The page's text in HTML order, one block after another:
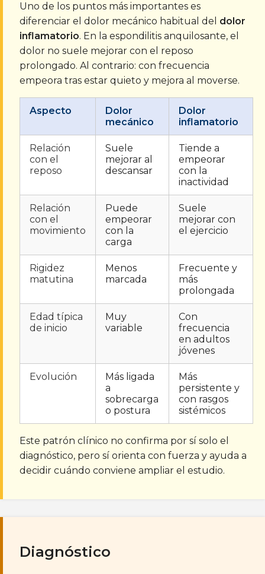
Uno de los puntos más importantes es
diferenciar el dolor mecánico habitual del dolor
inflamatorio. En la espondilitis anquilosante, el
dolor no suele mejorar con el reposo
prolongado. Al contrario: con frecuencia
empeora tras estar quieto y mejora al moverse.
Aspecto
Dolor
mecánico
Dolor
inflamatorio
Relación
con el
reposo
Suele
mejorar al
descansar
Tiende a
empeorar
con la
inactividad
Relación
con el
movimiento
Puede
empeorar
con la
carga
Suele
mejorar con
el ejercicio
Rigidez
matutina
Menos
marcada
Frecuente y
más
prolongada
Edad típica
de inicio
Muy
variable
Con
frecuencia
en adultos
jóvenes
Evolución
Más ligada
a
sobrecarga
o postura
Más
persistente y
con rasgos
sistémicos
Este patrón clínico no confirma por sí solo el
diagnóstico, pero sí orienta con fuerza y ayuda a
decidir cuándo conviene ampliar el estudio.
Diagnóstico